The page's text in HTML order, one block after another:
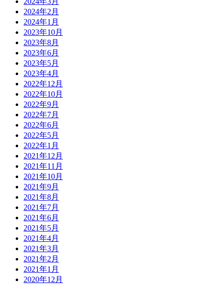
2024年2月
2024年1月
2023年10月
2023年8月
2023年6月
2023年5月
2023年4月
2022年12月
2022年10月
2022年9月
2022年7月
2022年6月
2022年5月
2022年1月
2021年12月
2021年11月
2021年10月
2021年9月
2021年8月
2021年7月
2021年6月
2021年5月
2021年4月
2021年3月
2021年2月
2021年1月
2020年12月